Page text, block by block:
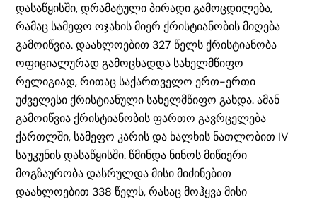
დასაწყისში, დრამატული პირადი გამოცდილება,
რამაც სამეფო ოჯახის მიერ ქრისტიანობის მიღება
გამოიწვია. დაახლოებით 327 წელს ქრისტიანობა
ოფიციალურად გამოცხადდა სახელმწიფო
რელიგიად, რითაც საქართველო ერთ-ერთი
უძველესი ქრისტიანული სახელმწიფო გახდა. ამან
გამოიწვია ქრისტიანობის ფართო გავრცელება
ქართლში, სამეფო კარის და ხალხის ნათლობით IV
საუკუნის დასაწყისში. წმინდა ნინოს მიწიერი
მოგზაურობა დასრულდა მისი მიძინებით
დაახლოებით 338 წელს, რასაც მოჰყვა მისი